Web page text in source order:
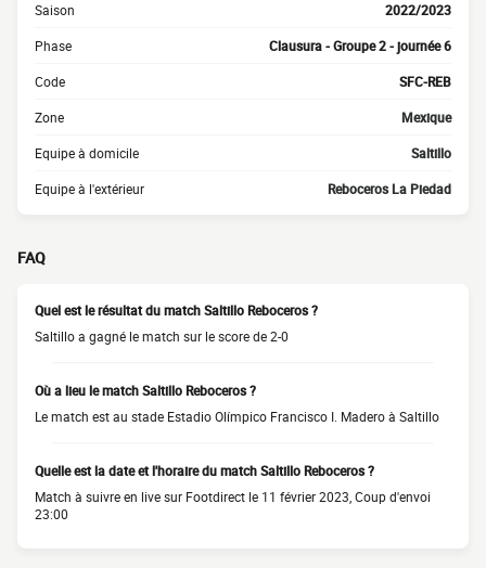
Saison 2022/2023
Phase Clausura - Groupe 2 - journée 6
Code SFC-REB
Zone Mexique
Equipe à domicile Saltillo
Equipe à l'extérieur Reboceros La Piedad
FAQ
Quel est le résultat du match Saltillo Reboceros ?
Saltillo a gagné le match sur le score de 2-0
Où a lieu le match Saltillo Reboceros ?
Le match est au stade Estadio Olímpico Francisco I. Madero à Saltillo
Quelle est la date et l'horaire du match Saltillo Reboceros ?
Match à suivre en live sur Footdirect le 11 février 2023, Coup d'envoi
23:00